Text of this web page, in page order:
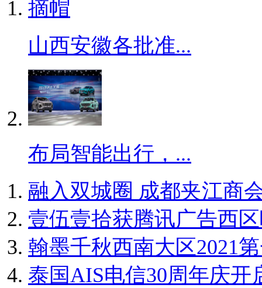
山西安徽各批准...
布局智能出行，...
融入双城圈 成都夹江商
壹伍壹拾获腾讯广告西
翰墨千秋西南大区2021
泰国AIS电信30周年庆开